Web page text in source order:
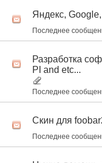
Яндекс,
Последнее
Разработка
PI and etc...
Последнее
Скин для
Последнее